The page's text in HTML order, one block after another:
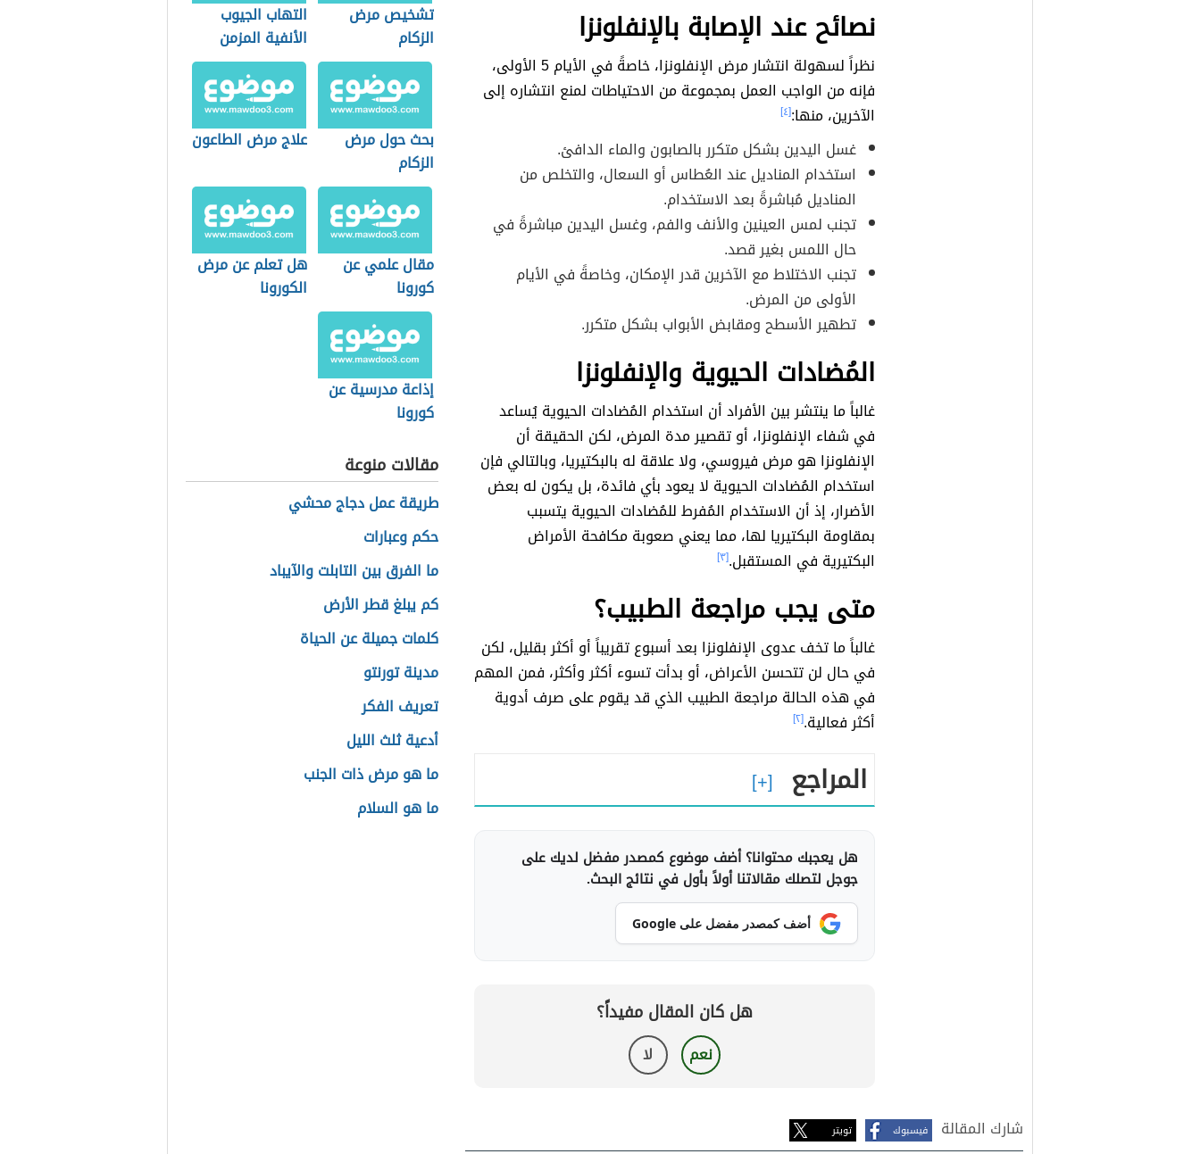
نصائح عند الإصابة بالإنفلونزا
نظراً لسهولة انتشار مرض الإنفلونزا، خاصةً في الأيام 5 الأولى،
فإنه من الواجب العمل بمجموعة من الاحتياطات لمنع انتشاره إلى
الآخرين، منها:[٤]
غسل اليدين بشكل متكرر بالصابون والماء الدافئ.
استخدام المناديل عند العُطاس أو السعال، والتخلص من
المناديل مُباشرةً بعد الاستخدام.
تجنب لمس العينين والأنف والفم، وغسل اليدين مباشرةً في
حال اللمس بغير قصد.
تجنب الاختلاط مع الآخرين قدر الإمكان، وخاصةً في الأيام
الأولى من المرض.
تطهير الأسطح ومقابض الأبواب بشكل متكرر.
المُضادات الحيوية والإنفلونزا
غالباً ما ينتشر بين الأفراد أن استخدام المُضادات الحيوية يُساعد
في شفاء الإنفلونزا، أو تقصير مدة المرض، لكن الحقيقة أن
الإنفلونزا هو مرض فيروسي، ولا علاقة له بالبكتيريا، وبالتالي فإن
استخدام المُضادات الحيوية لا يعود بأي فائدة، بل يكون له بعض
الأضرار، إذ أن الاستخدام المُفرط للمُضادات الحيوية يتسبب
بمقاومة البكتيريا لها، مما يعني صعوبة مكافحة الأمراض
البكتيرية في المستقبل.[٣]
متى يجب مراجعة الطبيب؟
غالباً ما تخف عدوى الإنفلونزا بعد أسبوع تقريباً أو أكثر بقليل، لكن
في حال لن تتحسن الأعراض، أو بدأت تسوء أكثر وأكثر، فمن المهم
في هذه الحالة مراجعة الطبيب الذي قد يقوم على صرف أدوية
أكثر فعالية.[٢]
المراجع
هل يعجبك محتوانا؟ أضف موضوع كمصدر مفضل لديك على
جوجل لتصلك مقالاتنا أولاً بأول في نتائج البحث.
أضف كمصدر مفضل على Google
هل كان المقال مفيداً؟
نعم لا
شارك المقالة فيسبوك تويتر
تشخيص مرض
الزكام
التهاب الجيوب
الأنفية المزمن
بحث حول مرض
الزكام
علاج مرض الطاعون
مقال علمي عن
كورونا
هل تعلم عن مرض
الكورونا
إذاعة مدرسية عن
كورونا
مقالات منوعة
طريقة عمل دجاج محشي
حكم وعبارات
ما الفرق بين التابلت والآيباد
كم يبلغ قطر الأرض
كلمات جميلة عن الحياة
مدينة تورنتو
تعريف الفكر
أدعية ثلث الليل
ما هو مرض ذات الجنب
ما هو السلام